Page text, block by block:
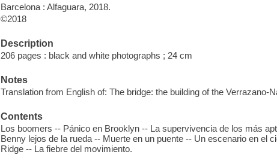
Barcelona : Alfaguara, 2018.
©2018
Description
206 pages : black and white photographs ; 24 cm
Notes
Translation from English of: The bridge: the building of the Verrazano-
Contents
Los boomers -- Pánico en Brooklyn -- La supervivencia de los más
Benny lejos de la rueda -- Muerte en un puente -- Un escenario en el
Ridge -- La fiebre del movimiento.